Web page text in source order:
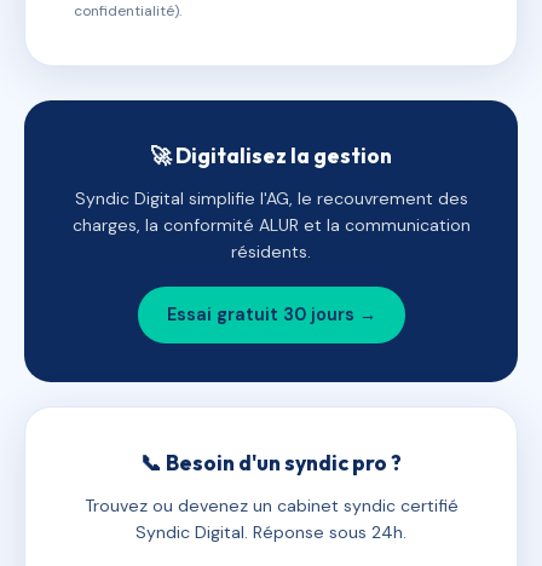
confidentialité).
🚀 Digitalisez la gestion
Syndic Digital simplifie l'AG, le recouvrement des
charges, la conformité ALUR et la communication
résidents.
Essai gratuit 30 jours →
📞 Besoin d'un syndic pro ?
Trouvez ou devenez un cabinet syndic certifié
Syndic Digital. Réponse sous 24h.